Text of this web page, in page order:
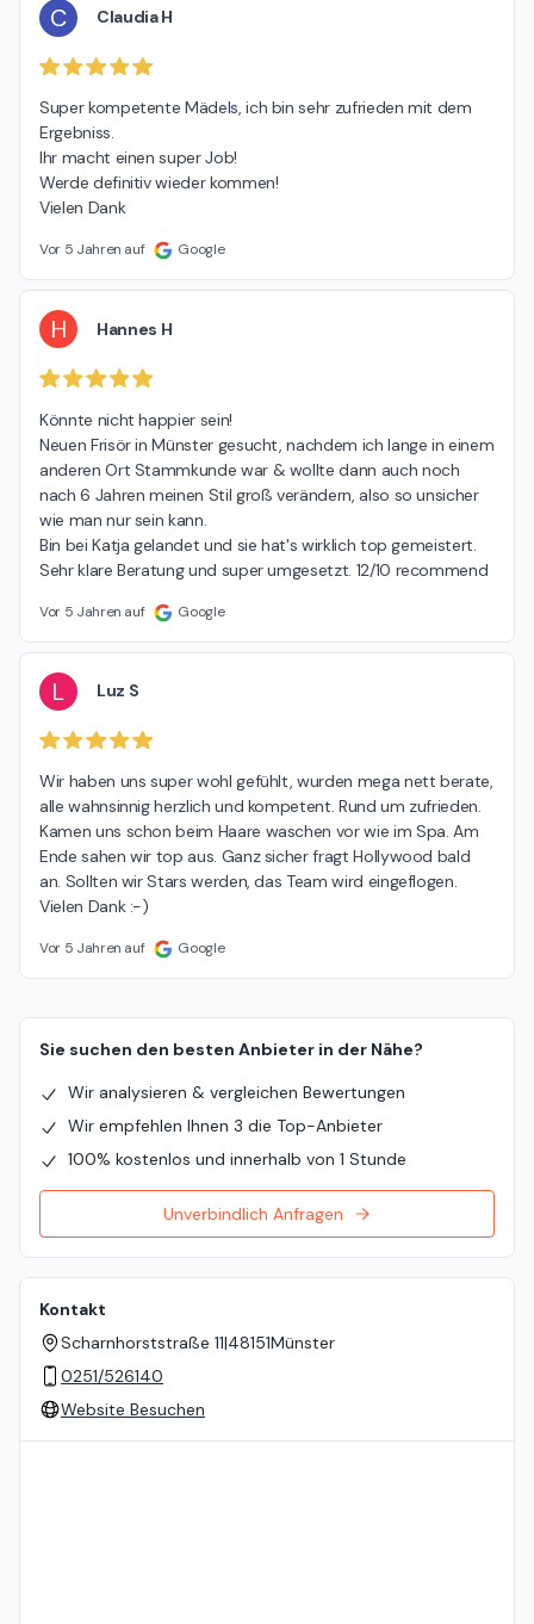
C Claudia H
Super kompetente Mädels, ich bin sehr zufrieden mit dem
Ergebniss.
Ihr macht einen super Job!
Werde definitiv wieder kommen!
Vielen Dank
Vor 5 Jahren auf Google
H Hannes H
Könnte nicht happier sein!
Neuen Frisör in Münster gesucht, nachdem ich lange in einem
anderen Ort Stammkunde war & wollte dann auch noch
nach 6 Jahren meinen Stil groß verändern, also so unsicher
wie man nur sein kann.
Bin bei Katja gelandet und sie hat's wirklich top gemeistert.
Sehr klare Beratung und super umgesetzt. 12/10 recommend
Vor 5 Jahren auf Google
L Luz S
Wir haben uns super wohl gefühlt, wurden mega nett berate,
alle wahnsinnig herzlich und kompetent. Rund um zufrieden.
Kamen uns schon beim Haare waschen vor wie im Spa. Am
Ende sahen wir top aus. Ganz sicher fragt Hollywood bald
an. Sollten wir Stars werden, das Team wird eingeflogen.
Vielen Dank :-)
Vor 5 Jahren auf Google
Sie suchen den besten Anbieter in der Nähe?
Wir analysieren & vergleichen Bewertungen
Wir empfehlen Ihnen 3 die Top-Anbieter
100% kostenlos und innerhalb von 1 Stunde
Unverbindlich Anfragen
Kontakt
Scharnhorststraße 11|48151Münster
0251/526140
Website Besuchen